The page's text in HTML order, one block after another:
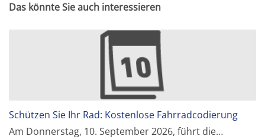
Das könnte Sie auch interessieren
Schützen Sie Ihr Rad: Kostenlose Fahrradcodierung
Am Donnerstag, 10. September 2026, führt die…